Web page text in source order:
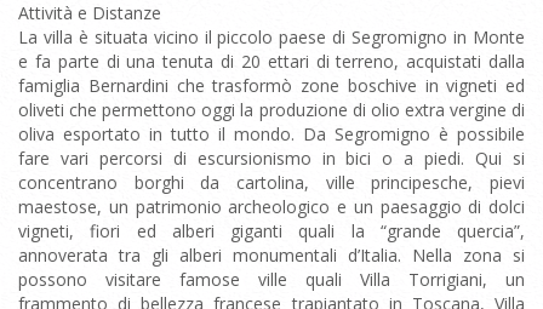
Attività e Distanze
La villa è situata vicino il piccolo paese di Segromigno in Monte
e fa parte di una tenuta di 20 ettari di terreno, acquistati dalla
famiglia Bernardini che trasformò zone boschive in vigneti ed
oliveti che permettono oggi la produzione di olio extra vergine di
oliva esportato in tutto il mondo. Da Segromigno è possibile
fare vari percorsi di escursionismo in bici o a piedi. Qui si
concentrano borghi da cartolina, ville principesche, pievi
maestose, un patrimonio archeologico e un paesaggio di dolci
vigneti, fiori ed alberi giganti quali la “grande quercia”,
annoverata tra gli alberi monumentali d’Italia. Nella zona si
possono visitare famose ville quali Villa Torrigiani, un
frammento di bellezza francese trapiantato in Toscana, Villa